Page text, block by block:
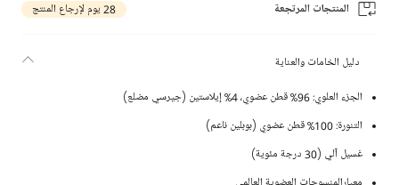
المنتجات المرتجعة 28 يوم لإرجاع المنتج
دليل الخامات والعناية
الجزء العلوي: 96% قطن عضوي، 4% إيلاستين (جيرسي مضلع)
التنورة: 100% قطن عضوي (بوبلين ناعم)
غسيل آلي (30 درجة مئوية)